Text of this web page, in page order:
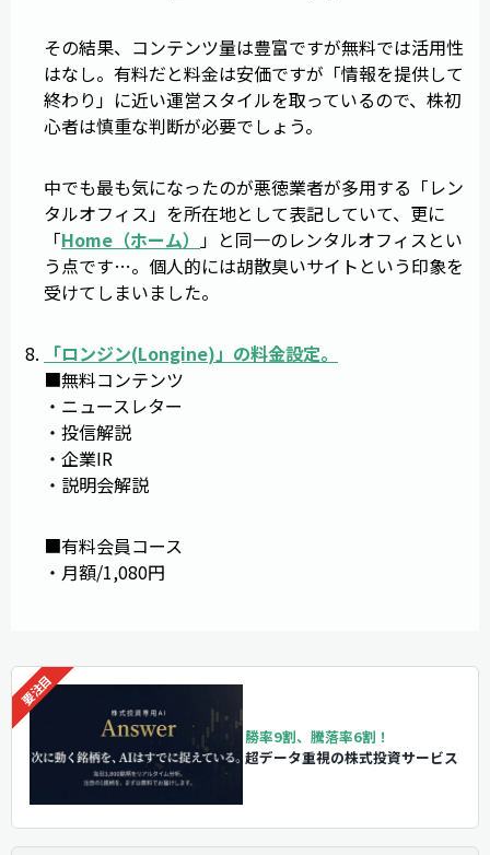
その結果、コンテンツ量は豊富ですが無料では活用性
はなし。有料だと料金は安価ですが「情報を提供して
終わり」に近い運営スタイルを取っているので、株初
心者は慎重な判断が必要でしょう。
中でも最も気になったのが悪徳業者が多用する「レン
タルオフィス」を所在地として表記していて、更に
「Home（ホーム） 」と同一のレンタルオフィスとい
う点です…。個人的には胡散臭いサイトという印象を
受けてしまいました。
「ロンジン(Longine)」の料金設定。
■無料コンテンツ
・ニュースレター
・投信解説
・企業IR
・説明会解説
■有料会員コース
・月額/1,080円
勝率9割、騰落率6割！
超データ重視の株式投資サービス